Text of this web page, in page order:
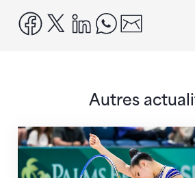
facebook
x linkedinwhatsapp
Autres
Prochaine étape : les